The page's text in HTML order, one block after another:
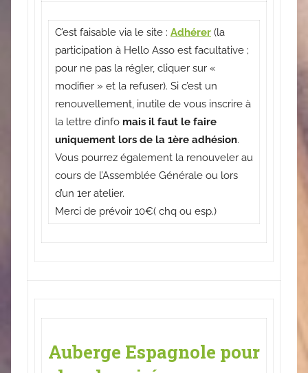
C’est faisable via le site : Adhérer (la
participation à Hello Asso est facultative ;
pour ne pas la régler, cliquer sur «
modifier » et la refuser). Si c’est un
renouvellement, inutile de vous inscrire à
la lettre d’info mais il faut le faire
uniquement lors de la 1ère adhésion.
Vous pourrez également la renouveler au
cours de l’Assemblée Générale ou lors
d’un 1er atelier.
Merci de prévoir 10€( chq ou esp.)
Auberge Espagnole pour